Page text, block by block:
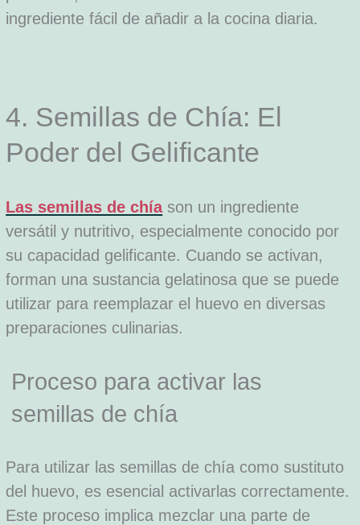
ingrediente fácil de añadir a la cocina diaria.
4. Semillas de Chía: El
Poder del Gelificante
Las semillas de chíason un ingrediente
versátil y nutritivo, especialmente conocido por
su capacidad gelificante. Cuando se activan,
forman una sustancia gelatinosa que se puede
utilizar para reemplazar el huevo en diversas
preparaciones culinarias.
Proceso para activar las
semillas de chía
Para utilizar las semillas de chía como sustituto
del huevo, es esencial activarlas correctamente.
Este proceso implica mezclar una parte de